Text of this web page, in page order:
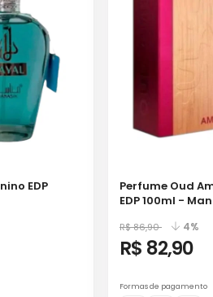
EDP
Perfume Oud
EDP 100ml -
R$ 86,90 4%
R$ 82,90
Formas de pagamento